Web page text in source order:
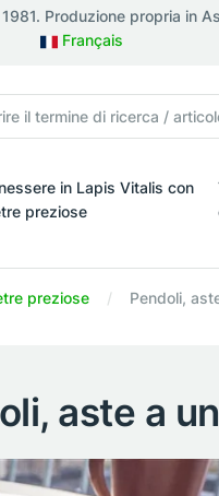
Produzione propria in
Français
in Lapis Vitalis con
preziose
preziose Pendoli,
aste a